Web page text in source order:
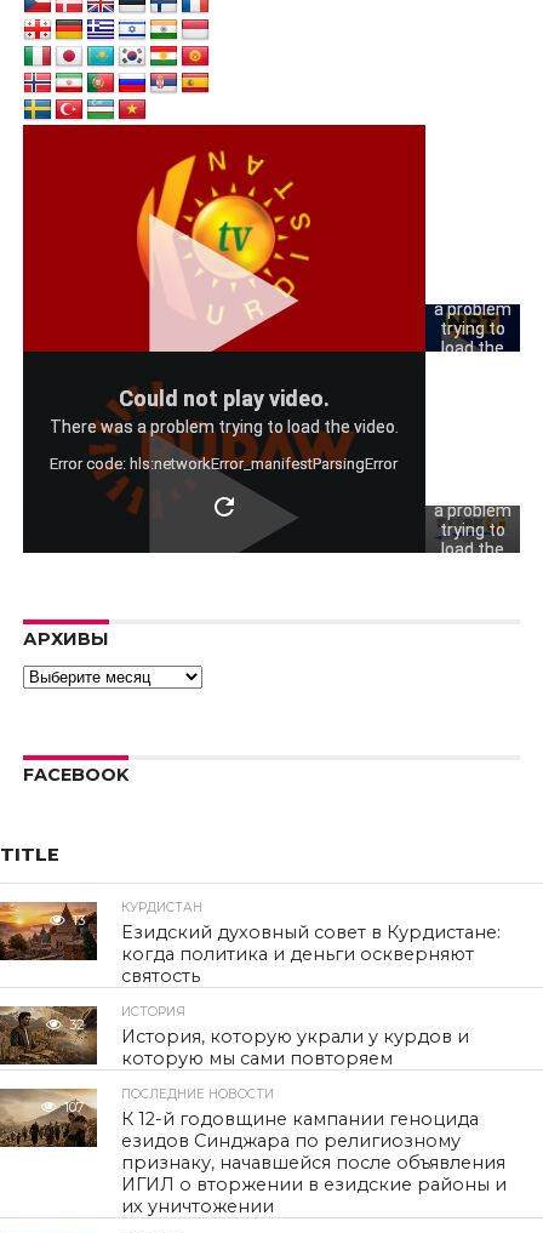
a problem
trying to
load the
Could not play video.
There was a problem trying to load the video.
Error code: hls:networkError_manifestParsingError
a problem
trying to
load the
АРХИВЫ
Архивы
FACEBOOK
TITLE
13
КУРДИСТАН
Езидский духовный совет в Курдистане:
когда политика и деньги оскверняют
святость
32
ИСТОРИЯ
История, которую украли у курдов и
которую мы сами повторяем
107
ПОСЛЕДНИЕ НОВОСТИ
К 12-й годовщине кампании геноцида
езидов Синджара по религиозному
признаку, начавшейся после объявления
ИГИЛ о вторжении в езидские районы и
их уничтожении